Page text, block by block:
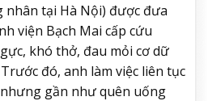
nhân tại Hà Nội) được đưa
viện Bạch Mai cấp cứu
khó thở, đau mỏi cơ dữ
đó, anh làm việc liên tục
gần như quên uống